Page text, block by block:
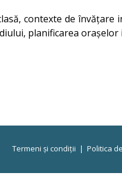
contexte de
planificarea
Termeni și condiții | Politica